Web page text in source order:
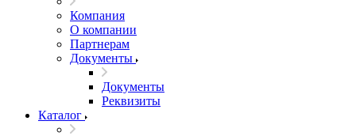
Компания
О компании
Партнерам
Документы
Документы
Реквизиты
Каталог